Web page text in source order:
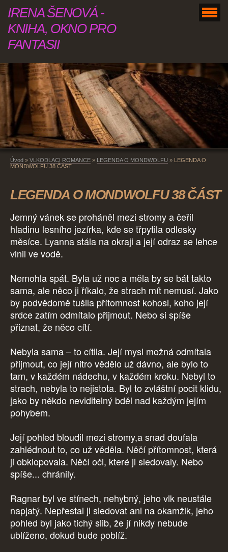
IRENA ŠENOVÁ -
KNIHA, OKNO PRO
FANTASII
Úvod » VLKODLACI ROMANCE » LEGENDA O MONDWOLFU »
LEGENDA O
MONDWOLFU 38 ČÁST
LEGENDA O MONDWOLFU 38 ČÁST
Jemný vánek se proháněl mezi stromy a čeřil
hladinu lesního jezírka, kde se třpytila odlesky
měsíce. Lyanna stála na okraji a její odraz se lehce
vlnil ve vodě.
Nemohla spát. Byla už noc a měla by se bát takto
sama, ale něco ji říkalo, že strach mít nemusí. Jako
by podvědomě tušila přítomnost kohosi, koho její
srdce zatím odmítalo přijmout. Nebo si spíše
přiznat, že něco cítí.
Nebyla sama – to cítila. Její mysl možná odmítala
přijmout, co její nitro vědělo už dávno, ale bylo to
tam, v každém nádechu, v každém kroku. Nebyl to
strach, nebyla to nejistota. Byl to zvláštní pocit klidu,
jako by někdo neviditelný bděl nad každým jejím
pohybem.
Její pohled bloudil mezi stromy,a snad doufala
zahlédnout to, co už věděla. Něčí přítomnost, která
ji obklopovala. Něčí oči, které ji sledovaly. Nebo
spíše... chránily.
Ragnar byl ve stínech, nehybný, jeho vlk neustále
napjatý. Nepřestal ji sledovat ani na okamžik, jeho
pohled byl jako tichý slib, že jí nikdy nebude
ublíženo, dokud bude poblíž.